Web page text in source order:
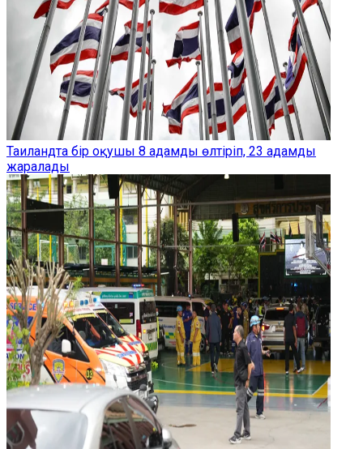
Таиландта бір оқушы 8 адамды өлтіріп, 23 адамды
жаралады